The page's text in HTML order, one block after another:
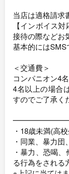
当店は適格請求
【インボイス
接待の際などお
基本的にはSMS
＜交通費＞
コンパニオン4
4名以上の場合
すのでご了承く
・18歳未満(高
・同業、暴力
・暴力、恐喝
る行為をされる